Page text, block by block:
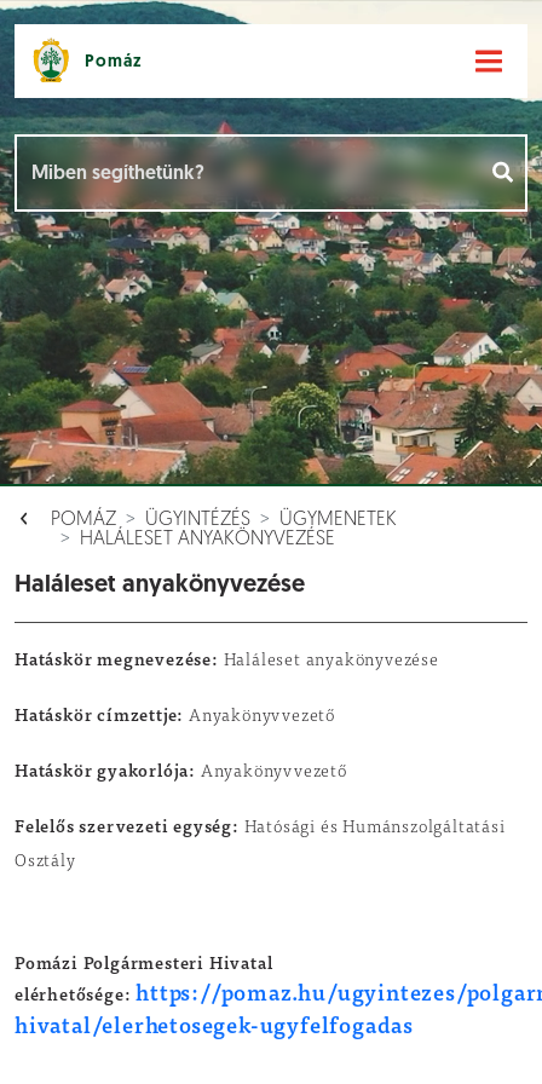
Pomáz
POMÁZ ÜGYINTÉZÉS
ÜGYMENETEK
HALÁLESET ANYAKÖNYVEZÉSE
Haláleset anyakönyvezése
Hatáskör megnevezése: Haláleset anyakönyvezése
Hatáskör címzettje: Anyakönyvvezető
Hatáskör gyakorlója: Anyakönyvvezető
Felelős szervezeti egység: Hatósági és Humánszolgáltatási
Osztály
Pomázi Polgármesteri Hivatal
elérhetősége: https://pomaz.hu/ugyintezes/
hivatal/elerhetosegek-ugyfelfogadas
Események []
Dokumentumok [ ]
Aloldalak []